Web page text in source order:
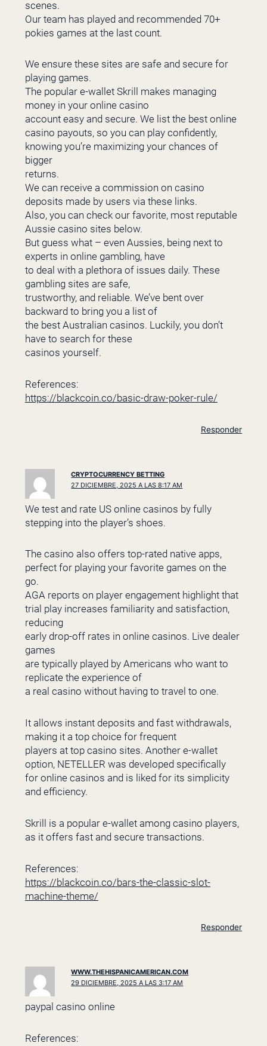
scenes.
Our team has played and recommended 70+
pokies games at the last count.
We ensure these sites are safe and secure for
playing games.
The popular e-wallet Skrill makes managing
money in your online casino
account easy and secure. We list the best online
casino payouts, so you can play confidently,
knowing you’re maximizing your chances of
bigger
returns.
We can receive a commission on casino
deposits made by users via these links.
Also, you can check our favorite, most reputable
Aussie casino sites below.
But guess what – even Aussies, being next to
experts in online gambling, have
to deal with a plethora of issues daily. These
gambling sites are safe,
trustworthy, and reliable. We’ve bent over
backward to bring you a list of
the best Australian casinos. Luckily, you don’t
have to search for these
casinos yourself.
References:
https://blackcoin.co/basic-draw-poker-rule/
Responder
CRYPTOCURRENCY BETTING
27 DICIEMBRE, 2025 A LAS 8:17 AM
We test and rate US online casinos by fully
stepping into the player’s shoes.
The casino also offers top-rated native apps,
perfect for playing your favorite games on the
go.
AGA reports on player engagement highlight that
trial play increases familiarity and satisfaction,
reducing
early drop-off rates in online casinos. Live dealer
games
are typically played by Americans who want to
replicate the experience of
a real casino without having to travel to one.
It allows instant deposits and fast withdrawals,
making it a top choice for frequent
players at top casino sites. Another e-wallet
option, NETELLER was developed specifically
for online casinos and is liked for its simplicity
and efficiency.
Skrill is a popular e-wallet among casino players,
as it offers fast and secure transactions.
References:
https://blackcoin.co/bars-the-classic-slot-
machine-theme/
Responder
WWW.THEHISPANICAMERICAN.COM
29 DICIEMBRE, 2025 A LAS 3:17 AM
paypal casino online
References: